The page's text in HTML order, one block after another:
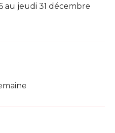
au jeudi 31 décembre